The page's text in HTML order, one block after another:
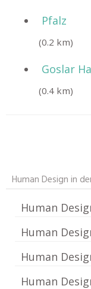
Pfalz
(0.2 km)
Goslar
(0.4 km)
Human Design in
Human
Human
Human
Human